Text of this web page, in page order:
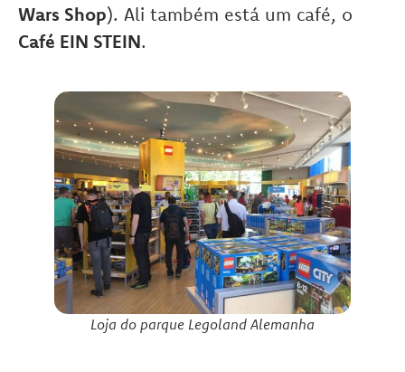
Wars Shop). Ali também está um café, o
Café EIN STEIN.
Loja do parque Legoland Alemanha